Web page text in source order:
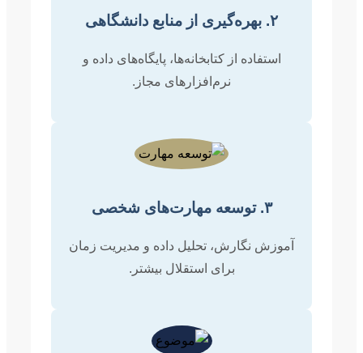
۲. بهره‌گیری از منابع دانشگاهی
استفاده از کتابخانه‌ها، پایگاه‌های داده و
نرم‌افزارهای مجاز.
۳. توسعه مهارت‌های شخصی
آموزش نگارش، تحلیل داده و مدیریت زمان
برای استقلال بیشتر.